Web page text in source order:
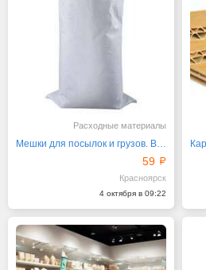
Расходные материалы
Мешки для посылок и грузов. Все размеры
59
Красноярск
4 октября в 09:22